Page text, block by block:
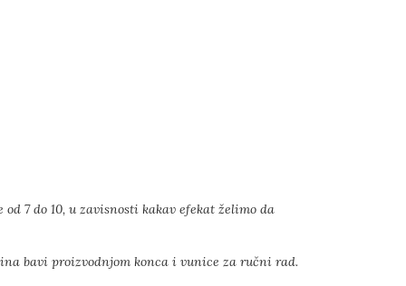
7 do 10, u zavisnosti kakav efekat želimo da
bavi proizvodnjom konca i vunice za ručni rad.